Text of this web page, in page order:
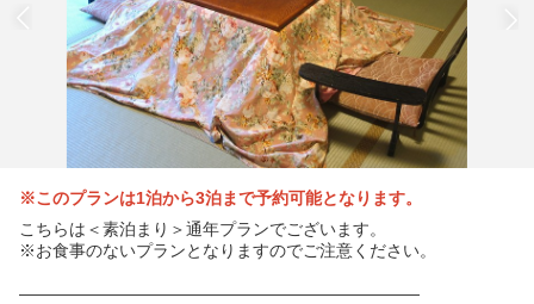
※このプランは1泊から3泊まで予約可能となります。
こちらは＜素泊まり＞通年プランでございます。
※お食事のないプランとなりますのでご注意ください。
————————————————————————